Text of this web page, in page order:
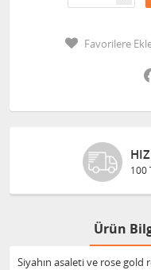
Favorilere
HIZLI KARGO
100 TL ve üzeri
Ürün
Siyahın asaleti ve rose gold